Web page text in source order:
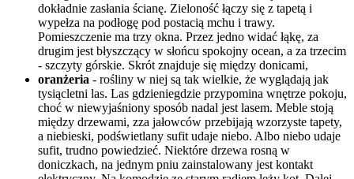
dokładnie zasłania ścianę. Zieloność łączy się z tapetą i
wypełza na podłogę pod postacią mchu i trawy.
Pomieszczenie ma trzy okna. Przez jedno widać łąkę, za
drugim jest błyszczący w słońcu spokojny ocean, a za trzecim
- szczyty górskie. Skrót znajduje się między donicami,
oranżeria - rośliny w niej są tak wielkie, że wyglądają jak
tysiącletni las. Las gdzieniegdzie przypomina wnętrze pokoju,
choć w niewyjaśniony sposób nadal jest lasem. Meble stoją
między drzewami, zza jałowców przebijają wzorzyste tapety,
a niebieski, podświetlany sufit udaje niebo. Albo niebo udaje
sufit, trudno powiedzieć. Niektóre drzewa rosną w
doniczkach, na jednym pniu zainstalowany jest kontakt